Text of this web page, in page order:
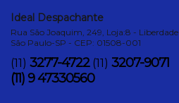
Ideal Despachante
Rua São Joaquim, 249, Loja:8 - Liberdade
São Paulo-SP - CEP: 01508-001
(11) 3277-4722 (11) 3207-9071
(11) 9 47330560